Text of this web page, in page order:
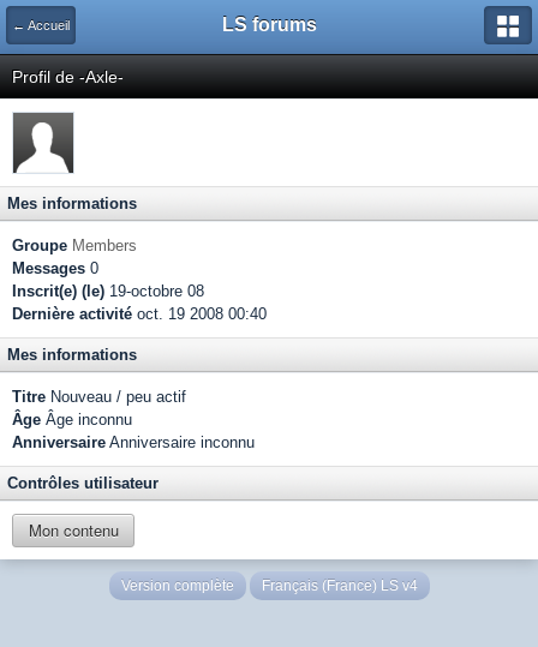
← Accueil LS forums
Profil de -Axle-
Mes informations
Groupe Members
Messages 0
Inscrit(e) (le) 19-octobre 08
Dernière activité oct. 19 2008 00:40
Mes informations
Titre Nouveau / peu actif
Âge Âge inconnu
Anniversaire Anniversaire inconnu
Contrôles utilisateur
Mon contenu
Version complète Français (France) LS v4